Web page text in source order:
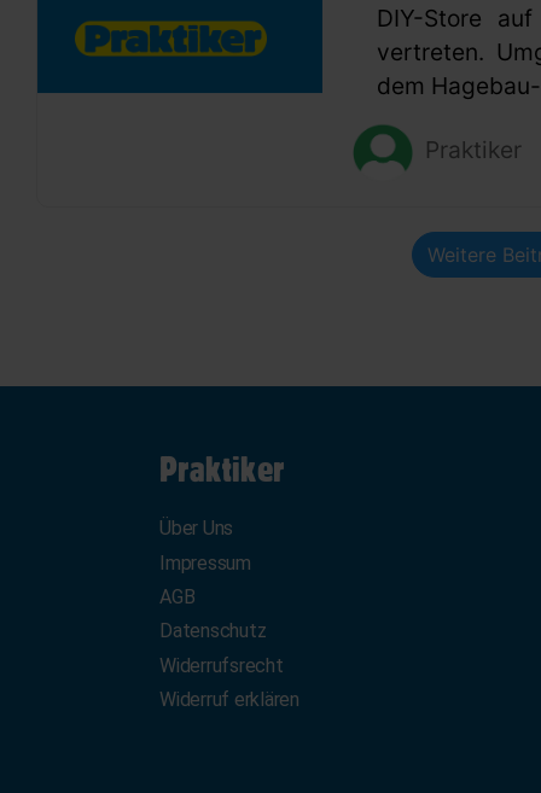
DIY-Store
vertreten.
dem
Praktiker
Weitere
Praktiker
Über Uns
Impressum
AGB
Datenschutz
Widerrufsrecht
Widerruf erklären